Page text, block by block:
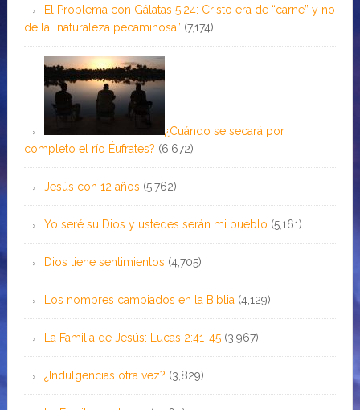
El Problema con Gálatas 5:24: Cristo era de “carne” y no
de la ¨naturaleza pecaminosa” (7,174)
¿Cuándo se secará por
completo el río Éufrates? (6,672)
Jesús con 12 años (5,762)
Yo seré su Dios y ustedes serán mi pueblo (5,161)
Dios tiene sentimientos (4,705)
Los nombres cambiados en la Biblia (4,129)
La Familia de Jesús: Lucas 2:41-45 (3,967)
¿Indulgencias otra vez? (3,829)